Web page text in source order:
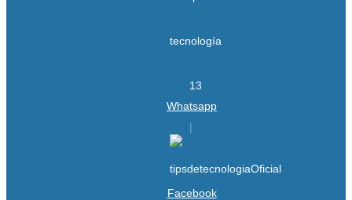
Whatsapp
Facebook